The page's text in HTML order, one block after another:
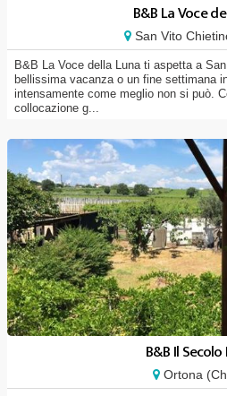
B&B La Voce
San Vito
B&B La Voce della Luna ti aspetta a
bellissima vacanza o un fine settimana
intensamente come meglio non si può.
collocazione g...
B&B Il
Ortona